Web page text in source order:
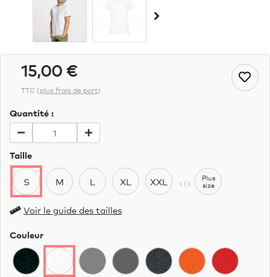
15,00 €
TTC (plus frais de port)
Quantité :
Taille
S M L XL XXL ›››
Plus
size
Voir le guide des tailles
Couleur